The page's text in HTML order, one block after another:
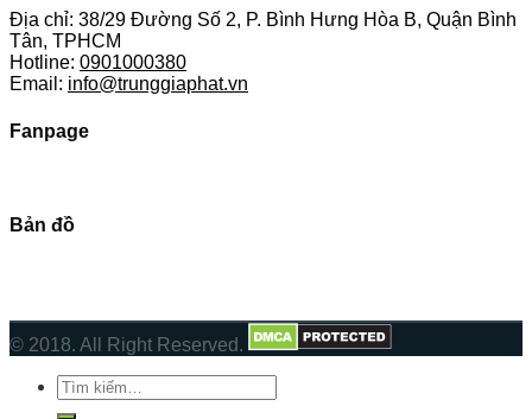
Địa chỉ: 38/29 Đường Số 2, P. Bình Hưng Hòa B, Quận Bình
Tân, TPHCM
Hotline: 0901000380
Email: info@trunggiaphat.vn
Fanpage
Bản đồ
© 2018. All Right Reserved.
Tìm
kiếm: